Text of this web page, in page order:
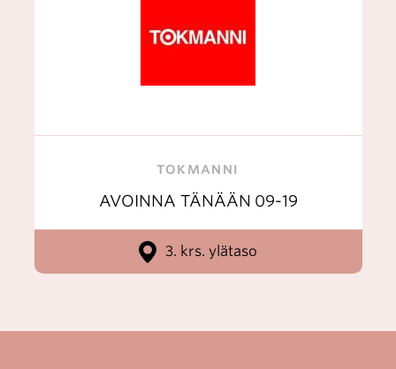
TOKMANNI
AVOINNA TÄNÄÄN 09-19
3. krs. ylätaso